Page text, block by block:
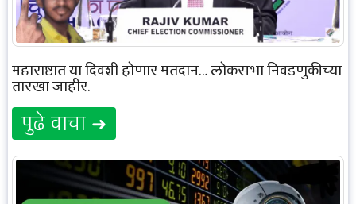
महाराष्ट्रात या दिवशी होणार मतदान… लोकसभा निवडणुकीच्या
तारखा जाहीर.
पुढे वाचा ➜